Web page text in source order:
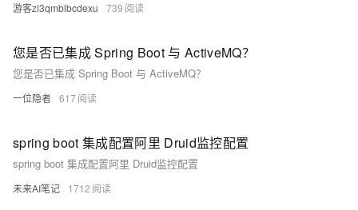
游客zi3qmblbcdexu 739
您是否已集成 Spring Boot 与 ActiveMQ？
您是否已集成 Spring Boot 与 ActiveMQ？
一位隐者 617
spring boot 集成配置阿里 Druid监控配置
spring boot 集成配置阿里 Druid监控配置
未来AI笔记 1712